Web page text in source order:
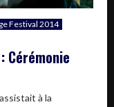
Festival 2014
Cérémonie
à la